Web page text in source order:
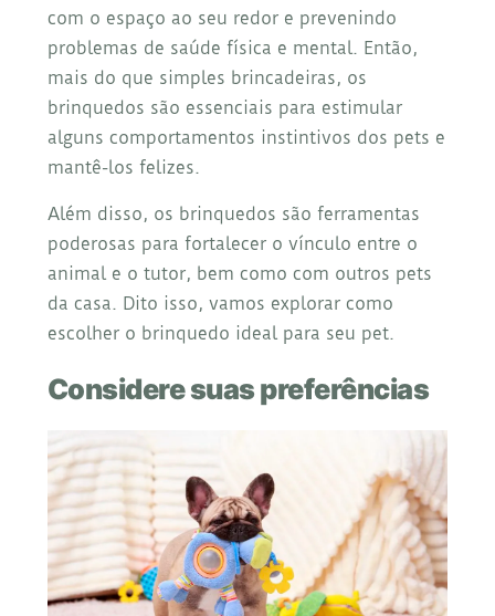
com o espaço ao seu redor e prevenindo
problemas de saúde física e mental. Então,
mais do que simples brincadeiras, os
brinquedos são essenciais para estimular
alguns comportamentos instintivos dos pets e
mantê-los felizes.
Além disso, os brinquedos são ferramentas
poderosas para fortalecer o vínculo entre o
animal e o tutor, bem como com outros pets
da casa. Dito isso, vamos explorar como
escolher o brinquedo ideal para seu pet.
Considere suas preferências